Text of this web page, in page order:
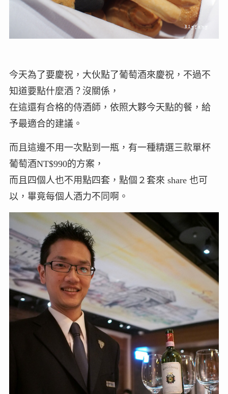
今天為了要慶祝，大伙點了葡萄酒來慶祝，不過不
知道要點什麼酒？沒關係，
在這還有合格的侍酒師，依照大夥今天點的餐，給
予最適合的建議。
而且這邊不用一次點到一瓶，有一種精選三款單杯
葡萄酒NT$990的方案，
而且四個人也不用點四套，點個２套來 share 也可
以，畢竟每個人酒力不同啊。